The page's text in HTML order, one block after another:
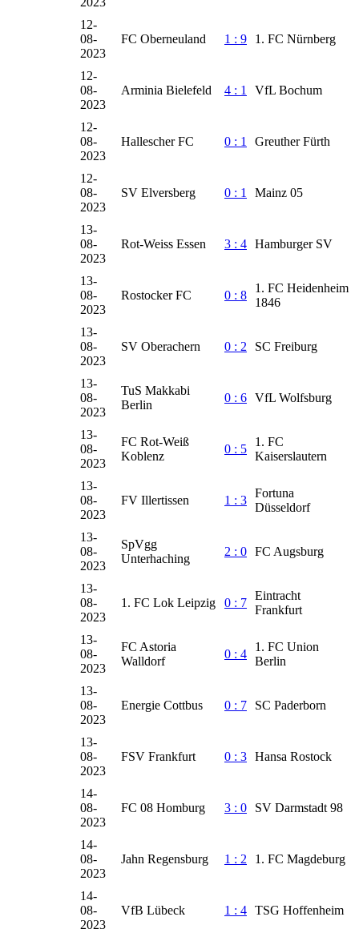
12-
08-
2023
FC Oberneuland 1 : 9 1. FC Nürnberg
12-
08-
2023
Arminia Bielefeld 4 : 1 VfL Bochum
12-
08-
2023
Hallescher FC 0 : 1 Greuther Fürth
12-
08-
2023
SV Elversberg 0 : 1 Mainz 05
13-
08-
2023
Rot-Weiss Essen 3 : 4 Hamburger SV
13-
08-
2023
Rostocker FC 0 : 8
1. FC Heidenheim
1846
13-
08-
2023
SV Oberachern 0 : 2 SC Freiburg
13-
08-
2023
TuS Makkabi
Berlin
0 : 6 VfL Wolfsburg
13-
08-
2023
FC Rot-Weiß
Koblenz
0 : 5
1. FC
Kaiserslautern
13-
08-
2023
FV Illertissen 1 : 3
Fortuna
Düsseldorf
13-
08-
2023
SpVgg
Unterhaching
2 : 0 FC Augsburg
13-
08-
2023
1. FC Lok Leipzig 0 : 7
Eintracht
Frankfurt
13-
08-
2023
FC Astoria
Walldorf
0 : 4
1. FC Union
Berlin
13-
08-
2023
Energie Cottbus 0 : 7 SC Paderborn
13-
08-
2023
FSV Frankfurt 0 : 3 Hansa Rostock
14-
08-
2023
FC 08 Homburg 3 : 0 SV Darmstadt 98
14-
08-
2023
Jahn Regensburg 1 : 2 1. FC Magdeburg
14-
08-
2023
VfB Lübeck 1 : 4 TSG Hoffenheim